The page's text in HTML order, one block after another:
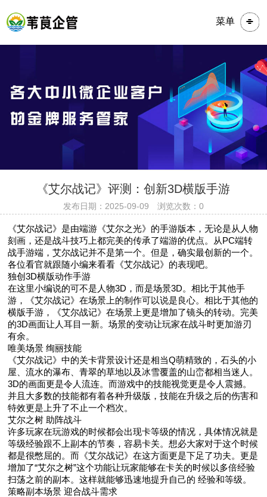
菜单
​​​《艾尔战记》评测：创新3D横版手游
发布日期：2025-09-09 浏览次数：0
《艾尔战记》是由端游《艾尔之光》的手游版本，无论是从人物
刻画，还是战斗技巧上都完美的传承了端游的优点。从PC端转
战手游端，艾尔战记并不是第一个。但是，确实最创新的一个。
各位看官就跟随小编来看看《艾尔战记》的表现吧。
独创3D横版动作手游
在这里小编说的可不是人物3D，而是场景3D。相比于其他手
游，《艾尔战记》在场景上的制作可以说是良心。相比于其他的
横版手游，《艾尔战记》在场景上更是增加了镜头的转动。完美
的3D画面让人耳目一新。场景的变动让玩家在战斗时更加游刃
有余。
唯美场景 绚丽技能
《艾尔战记》中的关卡背景设计还是相当Q萌精致的，石头的小
屋、流水的瀑布、青翠的草地以及冰雪覆盖的山峦都相当迷人。
3D的画面更是令人流连。而游戏中的技能视觉更是令人震撼。
并且大多数的技能都有着各种升级版，技能在升级之后的伤害和
特效更是上升了不止一个档次。
艾尔之树 助阵战斗
许多玩家在玩游戏的时候都会出现卡等级的情况，具体情况就是
等级经验跟不上副本的节奏，容易卡关。想必大家对于这个时候
都是很憋屈的。而《艾尔战记》在这方面更是下足了功夫。更是
增加了“艾尔之树”这个功能让玩家能够在卡关的时候以多倍经验
扫荡之前的副本。这样就能够迅速地提升自己的 经验和等级。
策略副本场景 迎合战斗需求